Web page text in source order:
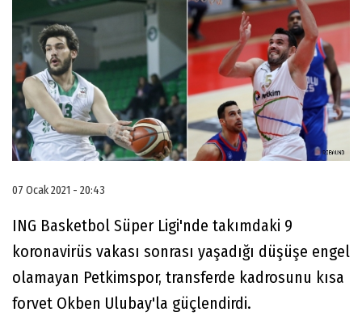
07 Ocak 2021 - 20:43
ING Basketbol Süper Ligi'nde takımdaki 9
koronavirüs vakası sonrası yaşadığı düşüşe engel
olamayan Petkimspor, transferde kadrosunu kısa
forvet Okben Ulubay'la güçlendirdi.